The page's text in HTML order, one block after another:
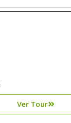
Ver Tour